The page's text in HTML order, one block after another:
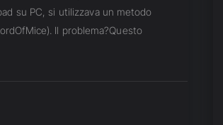
su PC, si utilizzava un metodo
Il problema?Questo